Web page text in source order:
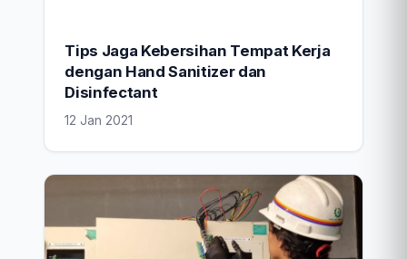
Tips Jaga Kebersihan Tempat Kerja
dengan Hand Sanitizer dan
Disinfectant
12 Jan 2021